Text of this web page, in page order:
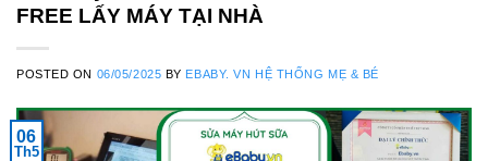
FREE LẤY MÁY TẠI NHÀ
POSTED ON 06/05/2025 BY EBABY. VN HỆ THỐNG MẸ & BÉ
06
Th5